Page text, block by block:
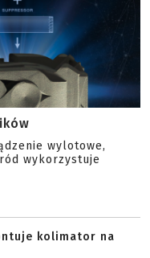
wylotowe,
wykorzystuje
kolimator na